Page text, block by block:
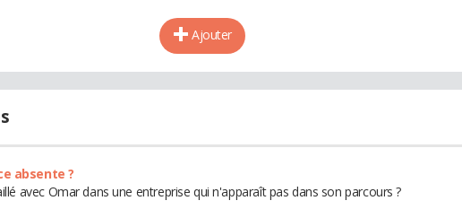
Ajouter
absente ?
avec Omar dans une entreprise qui n'apparaît pas dans son parcours ?